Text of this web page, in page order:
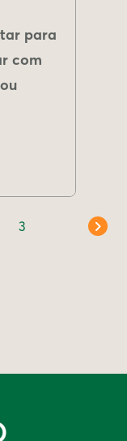
para
com
3